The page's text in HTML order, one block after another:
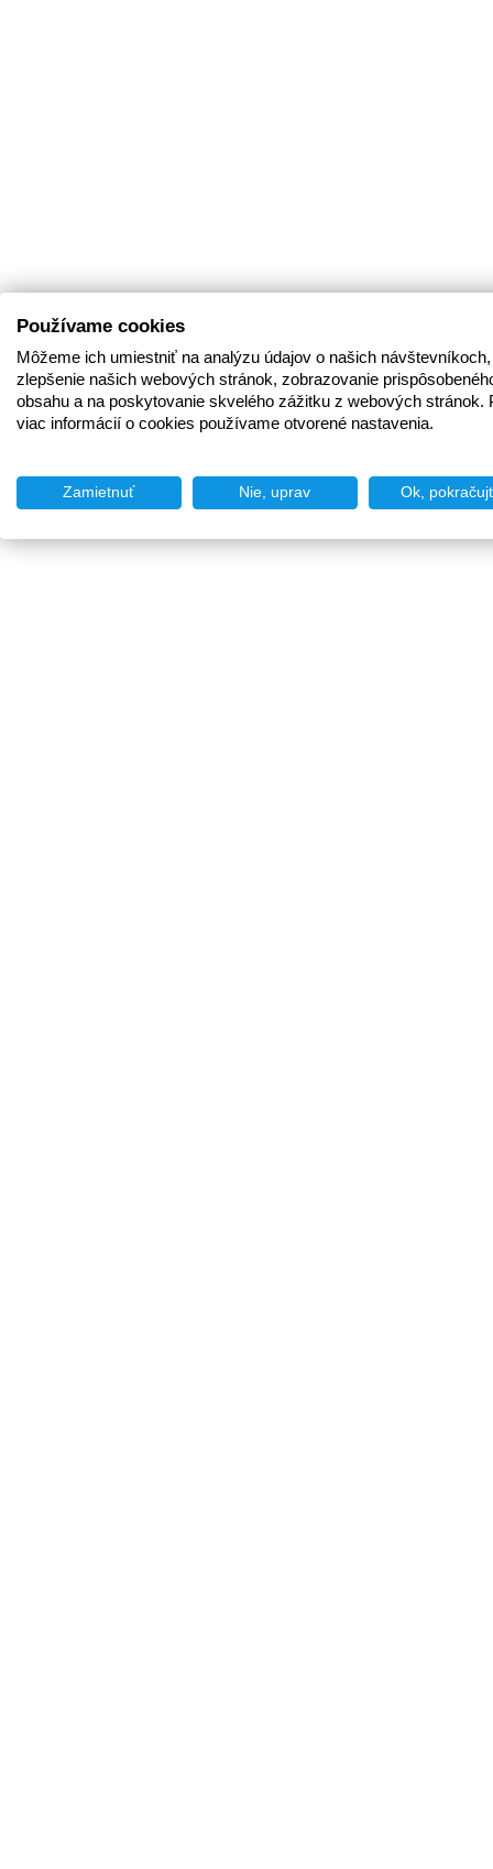
Používame cookies
Môžeme ich umiestniť na analýzu údajov o našich
zlepšenie našich webových stránok, zobrazovanie
obsahu a na poskytovanie skvelého zážitku z webových stránok.
viac informácií o cookies používame otvorené nastavenia.
Zamietnuť Nie, uprav Ok,